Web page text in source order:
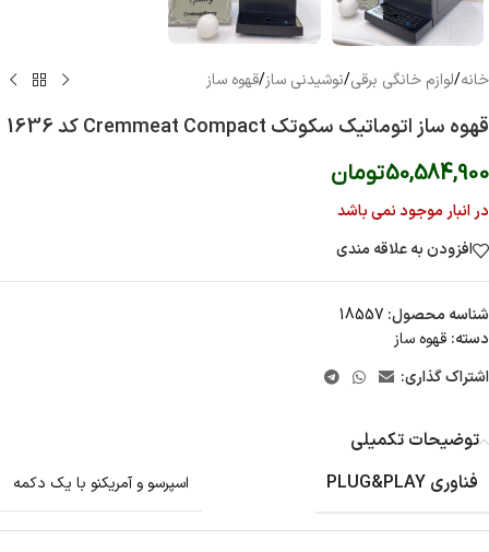
خانه/لوازم خانگی برقی/نوشیدنی ساز/قهوه ساز
قهوه ساز اتوماتیک سکوتک Cremmeat Compact کد 1636
50,584,900تومان
در انبار موجود نمی باشد
افزودن به علاقه مندی
شناسه محصول: 18557
دسته: قهوه ساز
اشتراک گذاری:
توضیحات تکمیلی
فناوری PLUG&PLAY
اسپرسو و آمریکنو با یک دکمه